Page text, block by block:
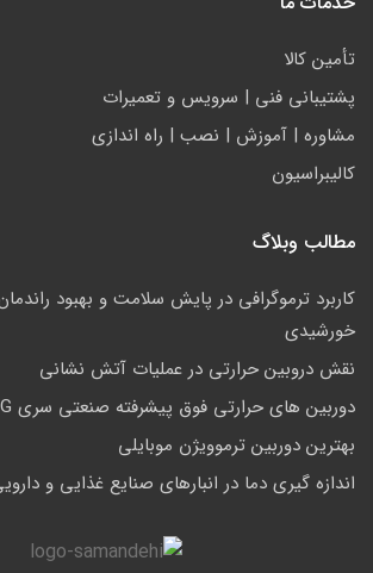
تأمين كالا
پشتيباني فني | سرويس و تعمیرات
مشاوره | آموزش | نصب | راه اندازی
کالیبراسیون
مطالب وبلاگ
کاربرد ترموگرافی در پایش سلامت و بهبود
خورشیدی
نقش دروبین حرارتی در عملیات آتش نشانی
دوربین های حرارتی فوق پیشرفته صنعتی سری G برند HIKMICRO
بهترین دوربین ترموویژن موبایلی
اندازه گیری دما در انبارهای صنایع غذایی و